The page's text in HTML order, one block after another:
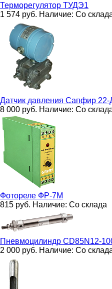
Терморегулятор ТУДЭ1
1 574 руб. Наличие: Со
Датчик давления Сапфир 22-
8 000 руб. Наличие: Со
Фотореле ФР-7М
815 руб. Наличие: Со склада
Пневмоцилиндр CD85N12-
2 000 руб. Наличие: Со